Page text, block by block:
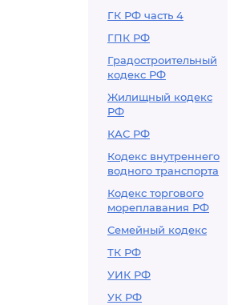
ГК РФ часть 4
ГПК РФ
Градостроительный
кодекс РФ
Жилищный кодекс
РФ
КАС РФ
Кодекс внутреннего
водного транспорта
Кодекс торгового
мореплавания РФ
Семейный кодекс
ТК РФ
УИК РФ
УК РФ